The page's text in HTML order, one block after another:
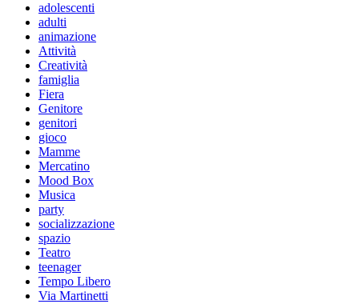
adolescenti
adulti
animazione
Attività
Creatività
famiglia
Fiera
Genitore
genitori
gioco
Mamme
Mercatino
Mood Box
Musica
party
socializzazione
spazio
Teatro
teenager
Tempo Libero
Via Martinetti